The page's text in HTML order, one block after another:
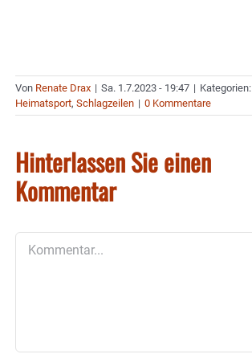
Von Renate Drax | Sa. 1.7.2023 - 19:47 | Kategorien:
Heimatsport, Schlagzeilen | 0 Kommentare
Hinterlassen Sie einen
Kommentar